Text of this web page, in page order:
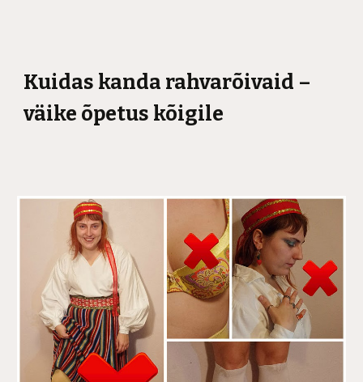
Kuidas kanda rahvarõivaid –
väike õpetus kõigile